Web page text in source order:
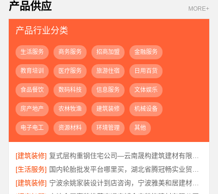
产品供应 MORE+
产品行业分类
生活服务 商务服务 招商加盟 金融服务
教育培训 医疗服务 旅游住宿 日用百货
食品餐饮 数码科技 信息服务 文体娱乐
房产地产 农林牧渔 建筑装修 机械设备
电子电工 资源材料 环境管理 其他
[建筑装修]
[生活服务]
[建筑装修]
宁波余姚家装设计到店咨询，宁波雅美和居建材科技有限公司